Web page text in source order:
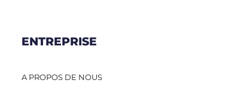
ENTREPRISE
A PROPOS DE NOUS